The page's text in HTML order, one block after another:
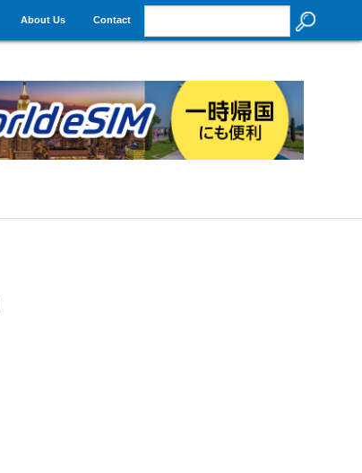
About Us Contact